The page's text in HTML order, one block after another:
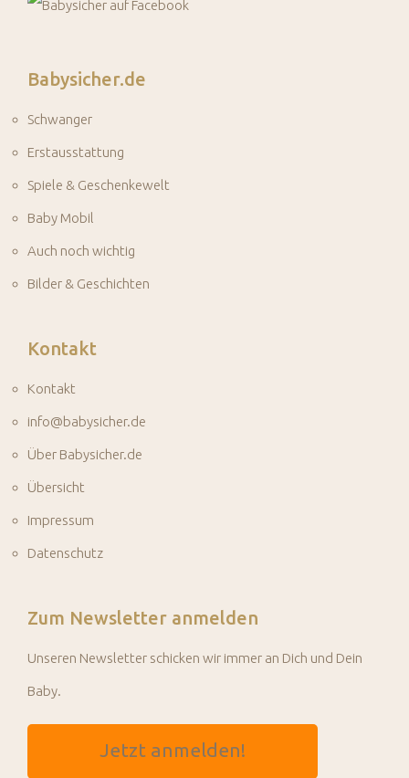
Babysicher.de
Schwanger
Erstausstattung
Spiele & Geschenkewelt
Baby Mobil
Auch noch wichtig
Bilder & Geschichten
Kontakt
Kontakt
info@babysicher.de
Über Babysicher.de
Übersicht
Impressum
Datenschutz
Zum Newsletter anmelden
Unseren Newsletter schicken wir immer an Dich und Dein
Baby.
Jetzt anmelden!